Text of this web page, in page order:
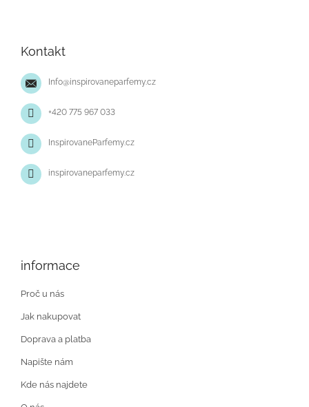
Kontakt
Info@inspirovaneparfemy.cz
+420 775 967 033
InspirovaneParfemy.cz
inspirovaneparfemy.cz
informace
Proč u nás
Jak nakupovat
Doprava a platba
Napište nám
Kde nás najdete